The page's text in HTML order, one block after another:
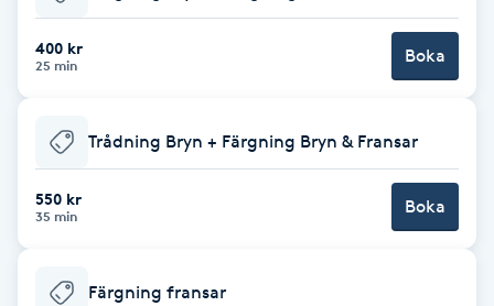
Babylights
Balayage
Barber
Barnklippning
400 kr
25 min Boka
Trådning Bryn + Färgning Bryn & Fransar
550 kr
35 min Boka
Färgning fransar